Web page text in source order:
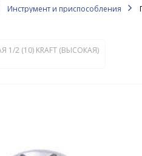
Инструмент и приспособления
1/2 (10) KRAFT (ВЫСОКАЯ)